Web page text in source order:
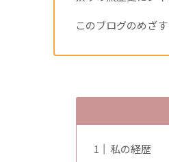
このブログのめざ
私の経歴